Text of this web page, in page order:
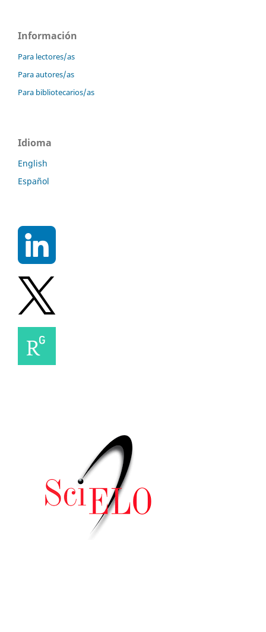
Información
Para lectores/as
Para autores/as
Para bibliotecarios/as
Idioma
English
Español